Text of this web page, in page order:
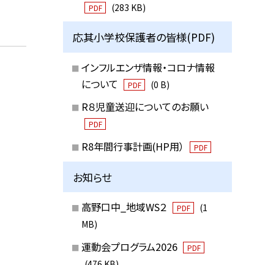
PDF (283 KB)
応其小学校保護者の皆様(PDF)
インフルエンザ情報・コロナ情報
について
PDF (0 B)
R８児童送迎についてのお願い
PDF
R8年間行事計画(HP用） PDF
お知らせ
高野口中_地域WS２ PDF
(1
MB)
運動会プログラム2026 PDF